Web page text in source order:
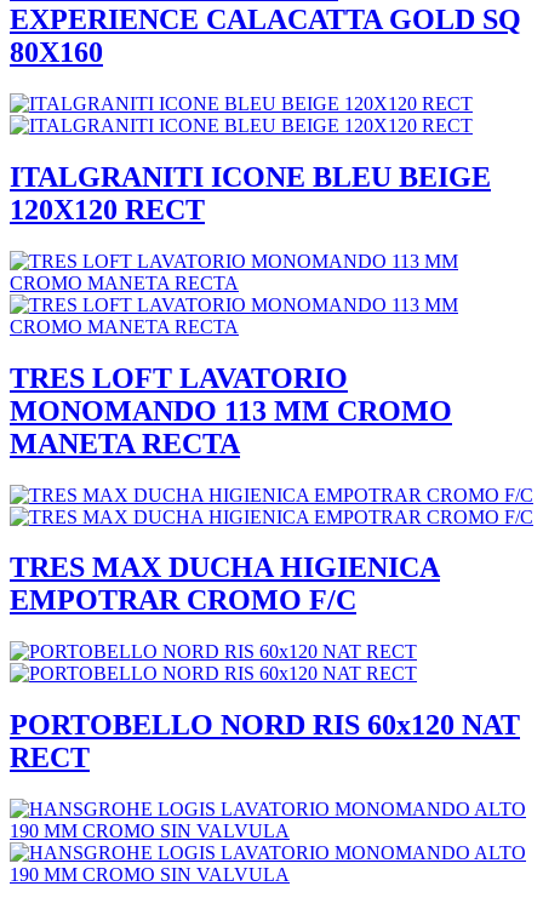
EXPERIENCE CALACATTA GOLD SQ
80X160
ITALGRANITI ICONE BLEU BEIGE
120X120 RECT
TRES LOFT LAVATORIO
MONOMANDO 113 MM CROMO
MANETA RECTA
TRES MAX DUCHA HIGIENICA
EMPOTRAR CROMO F/C
PORTOBELLO NORD RIS 60x120 NAT
RECT